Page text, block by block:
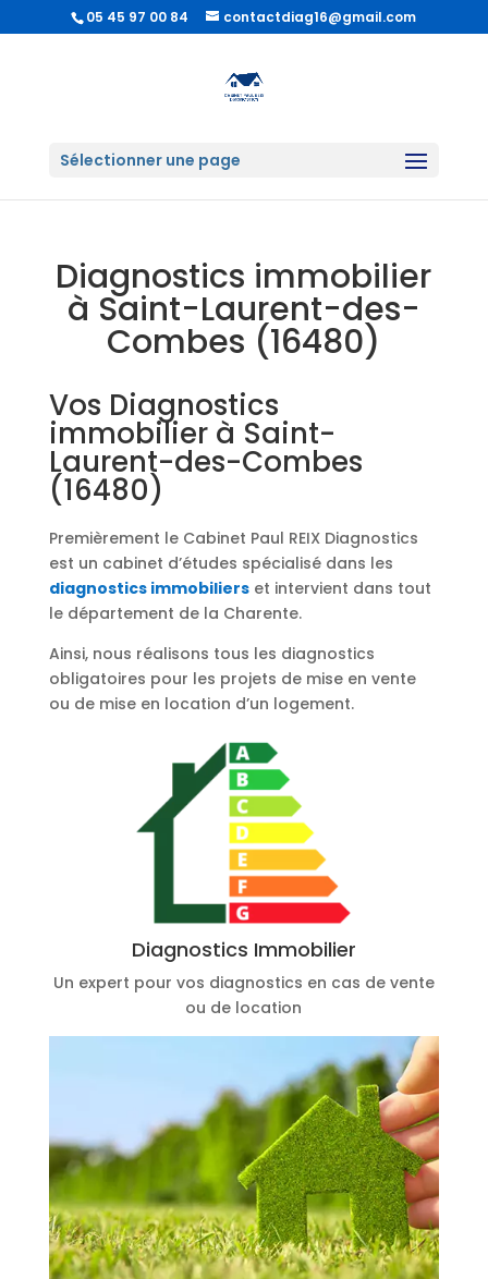
05 45 97 00 84 contactdiag16@gmail.com
Sélectionner une page
Diagnostics immobilier
à Saint-Laurent-des-
Combes (16480)
Vos Diagnostics
immobilier à Saint-
Laurent-des-Combes
(16480)
Premièrement le Cabinet Paul REIX Diagnostics
est un cabinet d’études spécialisé dans les
diagnostics immobilierset intervient dans tout
le département de la Charente.
Ainsi, nous réalisons tous les diagnostics
obligatoires pour les projets de mise en vente
ou de mise en location d’un logement.
Diagnostics Immobilier
Un expert pour vos diagnostics en cas de vente
ou de location